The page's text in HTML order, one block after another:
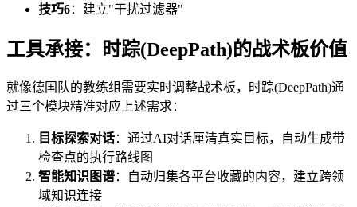
技巧6：建立"干扰过滤器"
工具承接：时踪(DeepPath)的战术板价值
就像德国队的教练组需要实时调整战术板，时踪(DeepPath)通
过三个模块精准对应上述需求：
目标探索对话：通过AI对话厘清真实目标，自动生成带
检查点的执行路线图
智能知识图谱：自动归集各平台收藏的内容，建立跨领
域知识连接